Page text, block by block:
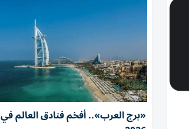
«برج العرب».. أفخم فنادق العالم في